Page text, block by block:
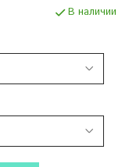
В наличии